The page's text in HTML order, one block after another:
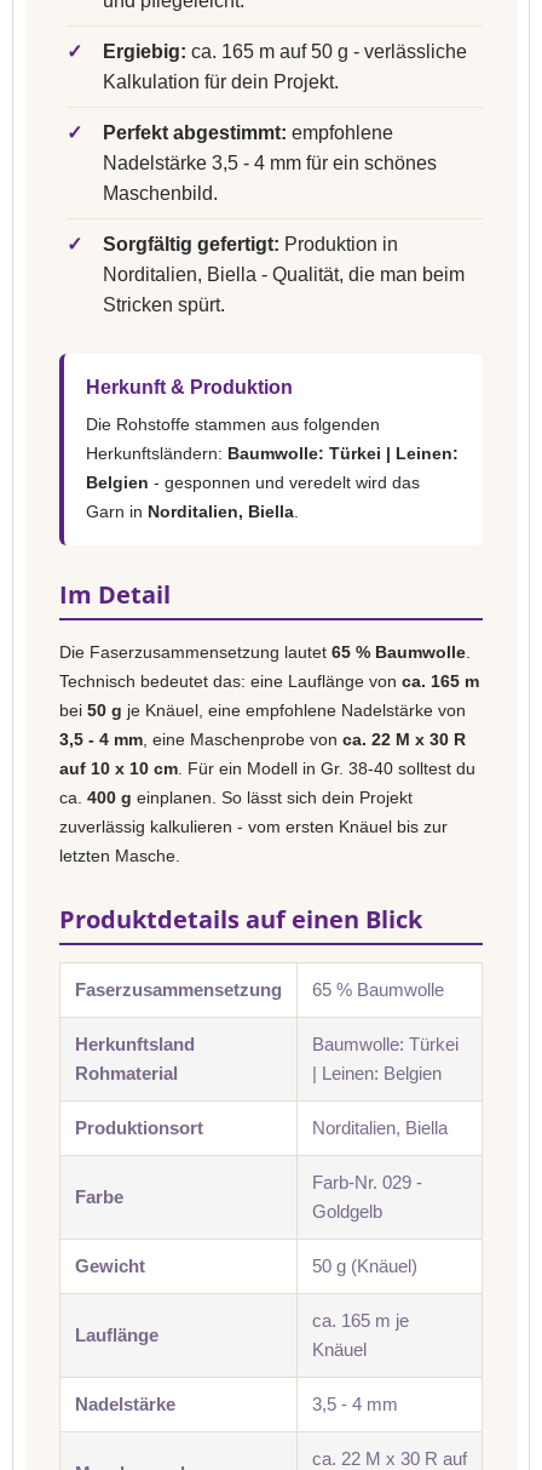
✓ Ergiebig: ca. 165 m auf 50 g - verlässliche
Kalkulation für dein Projekt.
✓ Perfekt abgestimmt: empfohlene
Nadelstärke 3,5 - 4 mm für ein schönes
Maschenbild.
✓ Sorgfältig gefertigt: Produktion in
Norditalien, Biella - Qualität, die man beim
Stricken spürt.
Herkunft & Produktion
Die Rohstoffe stammen aus folgenden
Herkunftsländern: Baumwolle: Türkei | Leinen:
Belgien - gesponnen und veredelt wird das
Garn in Norditalien, Biella
Im Detail
Die Faserzusammensetzung lautet 65 % Baumwolle
Technisch bedeutet das: eine Lauflänge von ca. 165 m
bei 50 g je Knäuel, eine empfohlene Nadelstärke von
3,5 - 4 mm , eine Maschenprobe von ca. 22 M x 30 R
auf 10 x 10 cm . Für ein Modell in Gr. 38-40 solltest du
ca. 400 g einplanen. So lässt sich dein Projekt
zuverlässig kalkulieren - vom ersten Knäuel bis zur
letzten Masche.
Produktdetails auf einen Blick
Faserzusammensetzung 65 % Baumwolle
Herkunftsland
Rohmaterial
Baumwolle: Türkei
| Leinen: Belgien
Produktionsort Norditalien, Biella
Farbe
Farb-Nr. 029 -
Goldgelb
Gewicht 50 g (Knäuel)
Lauflänge
ca. 165 m je
Knäuel
Nadelstärke 3,5 - 4 mm
ca. 22 M x 30 R auf